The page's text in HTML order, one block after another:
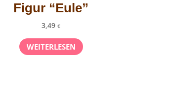
Figur “Eule”
3,49€
WEITERLESEN